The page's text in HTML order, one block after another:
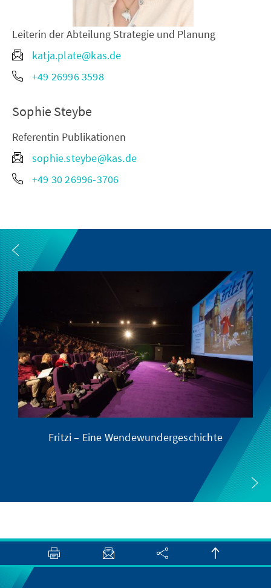
Leiterin der Abteilung Strategie und Planung
katja.plate@kas.de
+49 26996 3598
Sophie Steybe
Referentin Publikationen
sophie.steybe@kas.de
+49 30 26996-3706
Fritzi – Eine Wendewundergeschichte